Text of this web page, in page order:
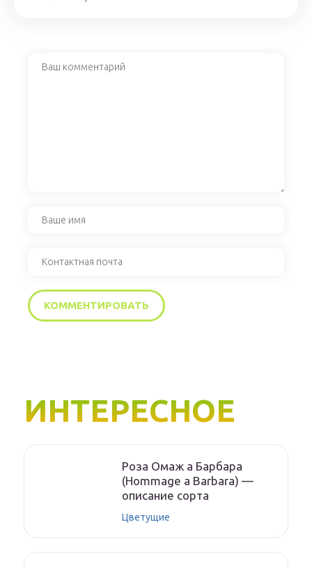
ИНТЕРЕСНОЕ
Роза Омаж а Барбара
(Hommage a Barbara) —
описание сорта
Цветущие